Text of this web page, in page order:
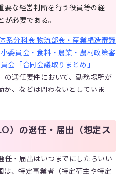
要な経営判断を行う役員等の経
が必要である。
系分科会 物流部会・産業構造審議
委員会・食料・農業・農村政策審
会「合同会議取りまとめ」
の選任要件において、勤務場所が
か、などは問わないとしていま
）の選任・届出（想定ス
任・届出はいつまでにしたらいい
は、特定事業者（特定荷主や特定